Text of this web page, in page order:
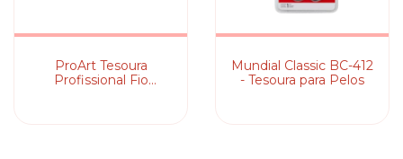
ProArt Tesoura
Profissional Fio
Mundial Classic BC-412
- Tesoura para Pelos